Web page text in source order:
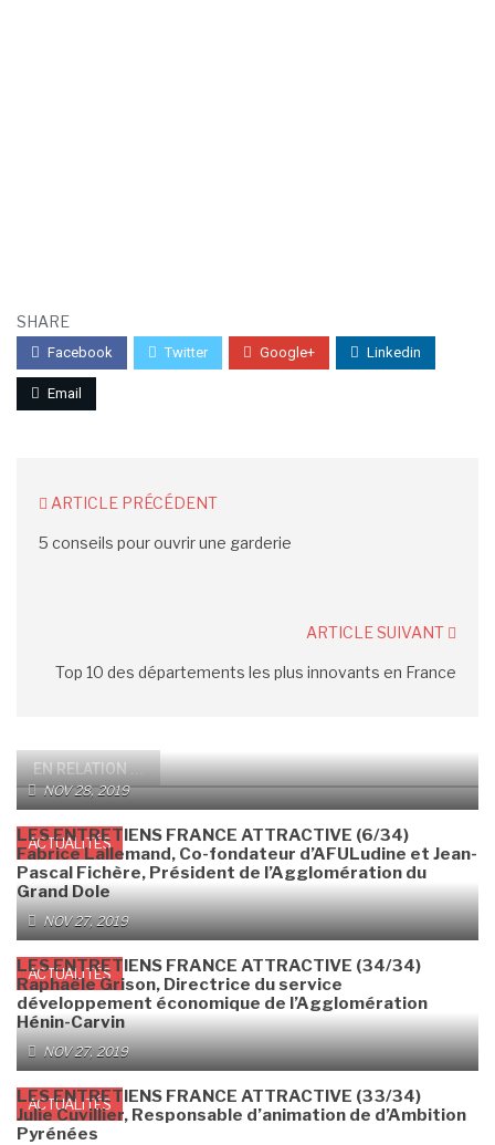
SHARE
Facebook Twitter Google+ Linkedin
Email
ARTICLE PRÉCÉDENT
5 conseils pour ouvrir une garderie
ARTICLE SUIVANT
Top 10 des départements les plus innovants en France
EN RELATION ...
ACTUALITÉS
NOV 28, 2019
LES ENTRETIENS FRANCE ATTRACTIVE (6/34)
Fabrice Lallemand, Co-fondateur d’AFULudine et Jean-
Pascal Fichère, Président de l’Agglomération du
Grand Dole
ACTUALITÉS
NOV 27, 2019
LES ENTRETIENS FRANCE ATTRACTIVE (34/34)
Raphaële Grison, Directrice du service
développement économique de l’Agglomération
Hénin-Carvin
ACTUALITÉS
NOV 27, 2019
LES ENTRETIENS FRANCE ATTRACTIVE (33/34)
Julie Cuvillier, Responsable d’animation de d’Ambition
Pyrénées